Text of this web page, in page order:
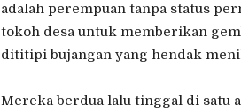
adalah perempuan tanpa status
tokoh desa untuk memberikan
dititipi bujangan yang hendak
Mereka berdua lalu tinggal di satu